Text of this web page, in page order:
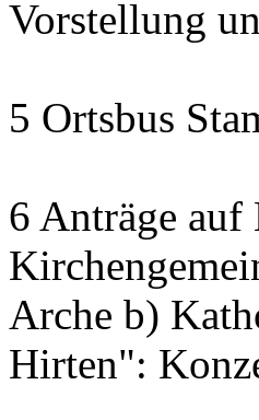
Vorstellung
5 Ortsbus
6 Anträge auf
Arche b)
Hirten":